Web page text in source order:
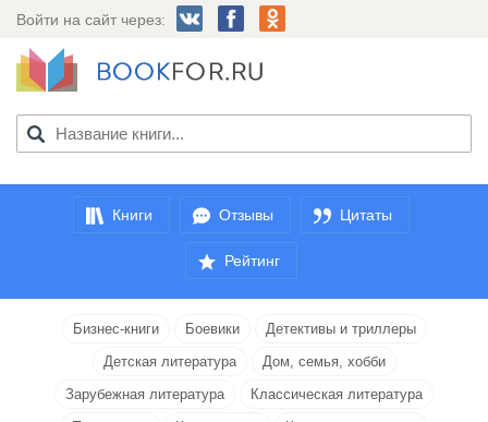
Войти на сайт через:
Книги Отзывы Цитаты
Рейтинг
Бизнес-книги Боевики
Детективы и триллеры
Детская литература
Дом, семья, хобби
Зарубежная литература
Классическая литература